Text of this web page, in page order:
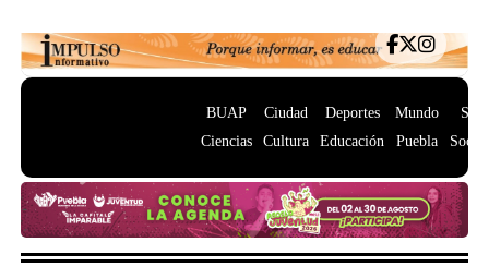
BUAP
Ciencias
Ciudad
Cultura
Deportes
Educación
Mundo
Puebla